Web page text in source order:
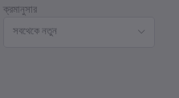
ক্রমানুসার
সবথেকে নতুন